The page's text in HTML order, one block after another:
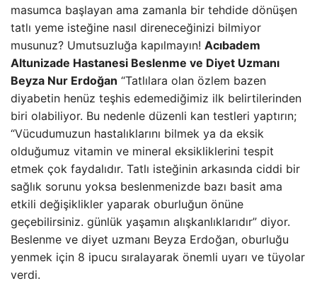
masumca başlayan ama zamanla bir tehdide dönüşen
tatlı yeme isteğine nasıl direneceğinizi bilmiyor
musunuz? Umutsuzluğa kapılmayın! Acıbadem
Altunizade Hastanesi Beslenme ve Diyet Uzmanı
Beyza Nur Erdoğan “Tatlılara olan özlem bazen
diyabetin henüz teşhis edemediğimiz ilk belirtilerinden
biri olabiliyor. Bu nedenle düzenli kan testleri yaptırın;
“Vücudumuzun hastalıklarını bilmek ya da eksik
olduğumuz vitamin ve mineral eksikliklerini tespit
etmek çok faydalıdır. Tatlı isteğinin arkasında ciddi bir
sağlık sorunu yoksa beslenmenizde bazı basit ama
etkili değişiklikler yaparak oburluğun önüne
geçebilirsiniz. günlük yaşamın alışkanlıklarıdır” diyor.
Beslenme ve diyet uzmanı Beyza Erdoğan, oburluğu
yenmek için 8 ipucu sıralayarak önemli uyarı ve tüyolar
verdi.